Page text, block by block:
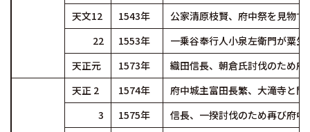
天文12
1543年
公家清原枝賢、府中祭を見物す
22
1553年
一乗谷奉行人小泉左衛門が粟
天正元
1573年
織田信長、朝倉氏討伐のため
天正 2
1574年
府中城主富田長繁、大滝寺と
3
1575年
信長、一揆討伐のため再び府